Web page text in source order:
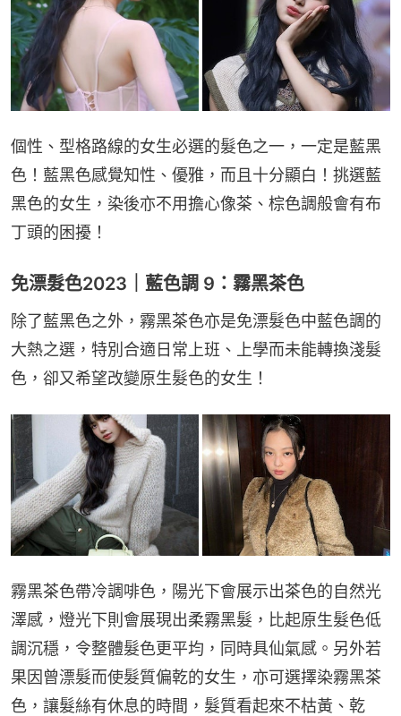
個性、型格路線的女生必選的髮色之一，一定是藍黑
色！藍黑色感覺知性、優雅，而且十分顯白！挑選藍
黑色的女生，染後亦不用擔心像茶、棕色調般會有布
丁頭的困擾！
免漂髮色2023｜藍色調 9：霧黑茶色
除了藍黑色之外，霧黑茶色亦是免漂髮色中藍色調的
大熱之選，特別合適日常上班、上學而未能轉換淺髮
色，卻又希望改變原生髮色的女生！
霧黑茶色帶冷調啡色，陽光下會展示出茶色的自然光
澤感，燈光下則會展現出柔霧黑髮，比起原生髮色低
調沉穩，令整體髮色更平均，同時具仙氣感。另外若
果因曾漂髮而使髮質偏乾的女生，亦可選擇染霧黑茶
色，讓髮絲有休息的時間，髮質看起來不枯黃、乾